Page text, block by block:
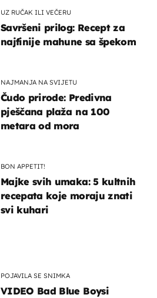
POJAVILA SE SNIMKA
VIDEO Bad Blue Boysi
UZ RUČAK ILI VEČERU
Savršeni prilog: Recept za
najfinije mahune sa špekom
NAJMANJA NA SVIJETU
Čudo prirode: Predivna
pješčana plaža na 100
metara od mora
BON APPETIT!
Majke svih umaka: 5 kultnih
recepata koje moraju znati
svi kuhari